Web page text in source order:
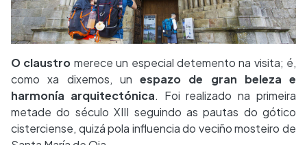
O claustro merece un especial detemento na visita; é,
como xa dixemos, un espazo de gran beleza e
harmonía arquitectónica. Foi realizado na primeira
metade do século XIII seguindo as pautas do gótico
cisterciense, quizá pola influencia do veciño mosteiro de